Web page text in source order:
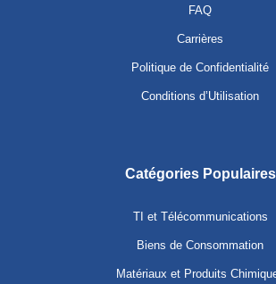
FAQ
Carrières
Politique de Confidentialité
Conditions d’Utilisation
Catégories Populaires
TI et Télécommunications
Biens de Consommation
Matériaux et Produits